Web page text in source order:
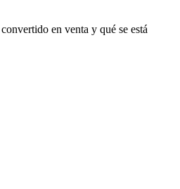
en venta y qué se está